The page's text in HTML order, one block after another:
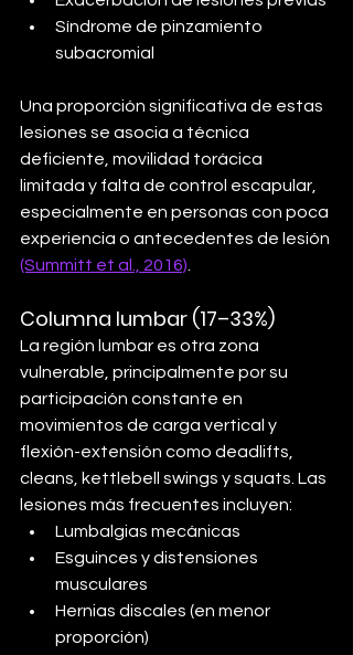
Síndrome de pinzamiento
subacromial
Una proporción significativa de estas
lesiones se asocia a técnica
deficiente, movilidad torácica
limitada y falta de control escapular,
especialmente en personas con poca
experiencia o antecedentes de lesión
(Summitt et al., 2016).
Columna lumbar (17–33%)
La región lumbar es otra zona
vulnerable, principalmente por su
participación constante en
movimientos de carga vertical y
flexión-extensión como deadlifts,
cleans, kettlebell swings y squats. Las
lesiones más frecuentes incluyen:
Lumbalgias mecánicas
Esguinces y distensiones
musculares
Hernias discales (en menor
proporción)